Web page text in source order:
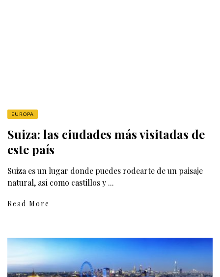
EUROPA
Suiza: las ciudades más visitadas de
este país
Suiza es un lugar donde puedes rodearte de un paisaje
natural, así como castillos y ...
Read More